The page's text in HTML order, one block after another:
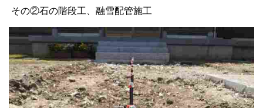
その②石の階段工、融雪配管施工